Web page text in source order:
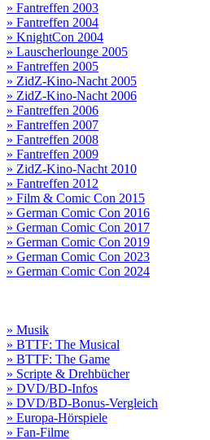
» Fantreffen 2003
» Fantreffen 2004
» KnightCon 2004
» Lauscherlounge 2005
» Fantreffen 2005
» ZidZ-Kino-Nacht 2005
» ZidZ-Kino-Nacht 2006
» Fantreffen 2006
» Fantreffen 2007
» Fantreffen 2008
» Fantreffen 2009
» ZidZ-Kino-Nacht 2010
» Fantreffen 2012
» Film & Comic Con 2015
» German Comic Con 2016
» German Comic Con 2017
» German Comic Con 2019
» German Comic Con 2023
» German Comic Con 2024
» Musik
» BTTF: The Musical
» BTTF: The Game
» Scripte & Drehbücher
» DVD/BD-Infos
» DVD/BD-Bonus-Vergleich
» Europa-Hörspiele
» Fan-Filme